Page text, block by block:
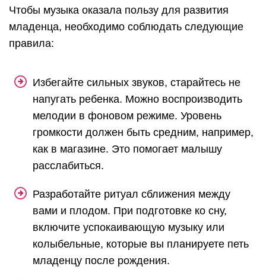
Чтобы музыка оказала пользу для развития
младенца, необходимо соблюдать следующие
правила:
Избегайте сильных звуков, старайтесь не
напугать ребенка. Можно воспроизводить
мелодии в фоновом режиме. Уровень
громкости должен быть средним, например,
как в магазине. Это помогает малышу
расслабиться.
Разработайте ритуал сближения между
вами и плодом. При подготовке ко сну,
включите успокаивающую музыку или
колыбельные, которые вы планируете петь
младенцу после рождения.